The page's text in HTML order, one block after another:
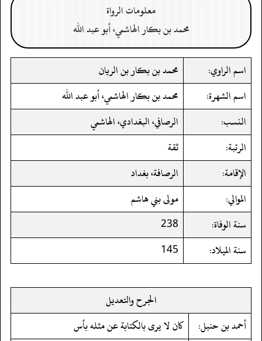
معلومات الرواة
محمد بن بكار الهاشمي، أبو عبد الله
اسم الراوي:
محمد بن بكار بن الريان
اسم الشهرة:
محمد بن بكار الهاشمي، أبو عبد الله
النسب:
الرصافي، البغدادي، الهاشمي
الرتبة:
ثقة
الإقامة:
الرصافة، بغداد
الموالي:
مولى بني هاشم
سنة الوفاة:
238
سنة الميلاد: 145
الجرح والتعديل
أحمد بن حنبل:
كان لا يرى بالكتابة عن مثله بأس